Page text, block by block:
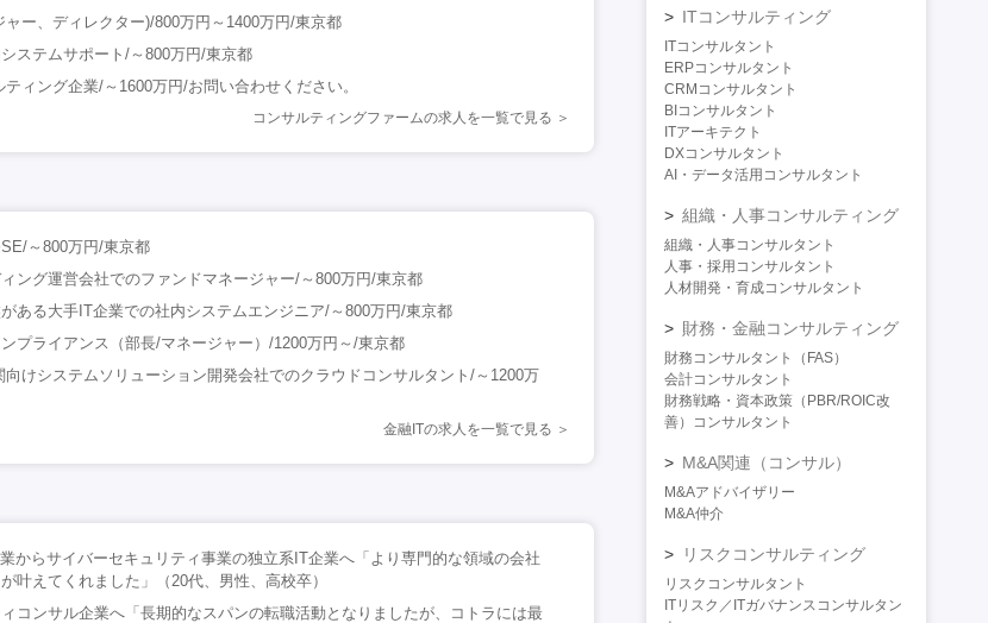
ー、ディレクター)/800万円～1400万円/東京都
ステムサポート/～800万円/東京都
ィング企業/～1600万円/お問い合わせください。
コンサルティングファームの求人を一覧で見る
～800万円/東京都
ング運営会社でのファンドマネージャー/～800万円/東京都
ある大手IT企業での社内システムエンジニア/～800万円/東京都
プライアンス（部長/マネージャー）/1200万円～/東京都
けシステムソリューション開発会社でのクラウドコンサルタント/～1200万
金融ITの求人を一覧で見る
からサイバーセキュリティ事業の独立系IT企業へ「より専門的な領域の会社
叶えてくれました」（20代、男性、高校卒）
コンサル企業へ「長期的なスパンの転職活動となりましたが、コトラには最
ITコンサルティング
ITコンサルタント
ERPコンサルタント
CRMコンサルタント
BIコンサルタント
ITアーキテクト
DXコンサルタント
AI・データ活用コンサルタント
組織・人事コンサルティング
組織・人事コンサルタント
人事・採用コンサルタント
人材開発・育成コンサルタント
財務・金融コンサルティング
財務コンサルタント（FAS）
会計コンサルタント
財務戦略・資本政策（PBR/ROIC改
善）コンサルタント
M&A関連（コンサル）
M&Aアドバイザリー
M&A仲介
リスクコンサルティング
リスクコンサルタント
ITリスク／ITガバナンスコンサルタン